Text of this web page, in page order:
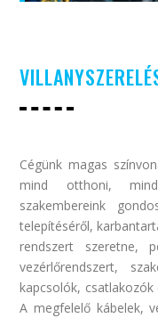
Cégünk magas
mind otthoni,
szakembereink
telepítéséről,
rendszert szeretne,
vezérlőrendszert,
kapcsolók,
A megfelelő kábelek,